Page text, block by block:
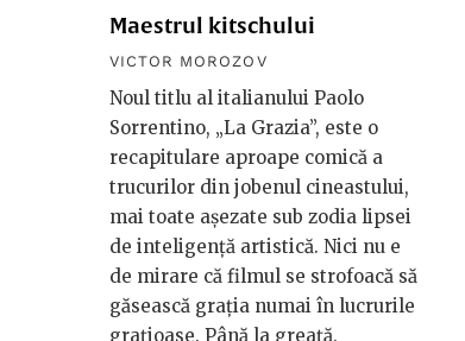
Maestrul kitschului
VICTOR MOROZOV
Noul titlu al italianului Paolo
Sorrentino, „La Grazia”, este o
recapitulare aproape comică a
trucurilor din jobenul cineastului,
mai toate așezate sub zodia lipsei
de inteligență artistică. Nici nu e
de mirare că filmul se strofoacă să
găsească grația numai în lucrurile
grațioase. Până la greață.